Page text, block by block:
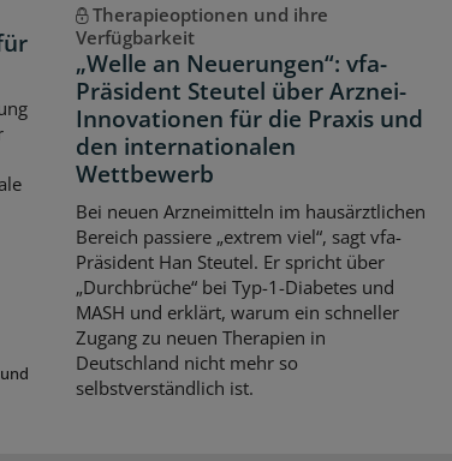
Therapieoptionen und ihre
Verfügbarkeit
„Welle an Neuerungen“: vfa-
Präsident Steutel über Arznei-
Innovationen für die Praxis und
den internationalen
Wettbewerb
Bei neuen Arzneimitteln im hausärztlichen
Bereich passiere „extrem viel“, sagt vfa-
Präsident Han Steutel. Er spricht über
„Durchbrüche“ bei Typ-1-Diabetes und
MASH und erklärt, warum ein schneller
Zugang zu neuen Therapien in
Deutschland nicht mehr so
selbstverständlich ist.